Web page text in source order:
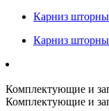
Карниз
Карниз
Комплектующие и
Комплектующие и